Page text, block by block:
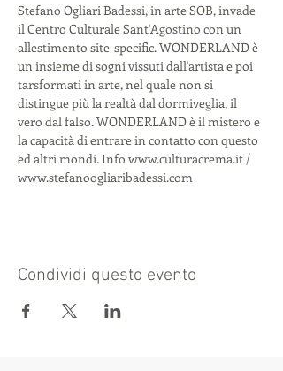
Stefano Ogliari Badessi, in arte SOB, invade
il Centro Culturale Sant'Agostino con un
allestimento site-specific. WONDERLAND è
un insieme di sogni vissuti dall'artista e poi
tarsformati in arte, nel quale non si
distingue più la realtà dal dormiveglia, il
vero dal falso. WONDERLAND è il mistero e
la capacità di entrare in contatto con questo
ed altri mondi. Info www.culturacrema.it /
www.stefanoogliaribadessi.com
Condividi questo evento